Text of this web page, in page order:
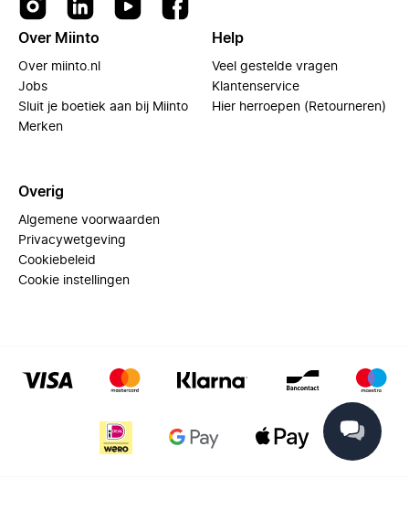
Over Miinto
Over miinto.nl
Jobs
Sluit je boetiek aan bij Miinto
Merken
Help
Veel gestelde vragen
Klantenservice
Hier herroepen (Retourneren)
Overig
Algemene voorwaarden
Privacywetgeving
Cookiebeleid
Cookie instellingen